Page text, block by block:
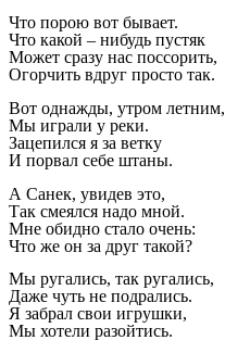
Что порою вот бывает.
Что какой – нибудь пустяк
Может сразу нас поссорить,
Огорчить вдруг просто так.
Вот однажды, утром летним,
Мы играли у реки.
Зацепился я за ветку
И порвал себе штаны.
А Санек, увидев это,
Так смеялся надо мной.
Мне обидно стало очень:
Что же он за друг такой?
Мы ругались, так ругались,
Даже чуть не подрались.
Я забрал свои игрушки,
Мы хотели разойтись.